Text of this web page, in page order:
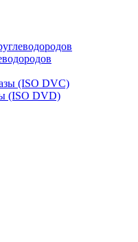
(ISO DVC)
(ISO DVD)